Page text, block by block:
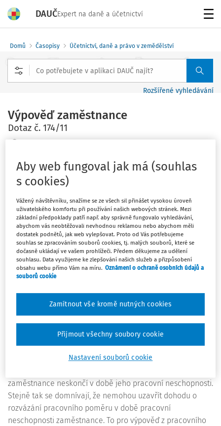
DAUČExpert na daně a účetnictví
Domů Časopisy Účetnictví, daně a právo v zemědělství
Rozšířené vyhledávání
Výpověď zaměstnance
Dotaz č. 174/11
Vydáno
7. 3. 2011
Zdroj:Účetnictví, daně a právo v zemědělství
2 minuty čtení
Související dokumenty (1)
Je možné přijmout výpověď zaměstnance v době jeho
pracovní neschopnosti? Pokud zaměstnanec předá
zaměstnavateli výpověď 31. 1. 2011, začíná běžet
dvouměsíční výpovědní doba od 1. 2. 2011 a pracovní
poměr končí 31. 3. 2011? Nebo je třeba čekat než
zaměstnanec ukončí pracovní neschopnost, tj. např. k 15. 2.
odpověď:
Zaměstnanci a zaměstnavatelé se někdy domnívají, že
zaměstnanec nemůže dát výpověď z pracovního poměru v
době pracovní neschopnosti nebo že pracovní poměr na
zaměstnance neskončí v době jeho pracovní neschopnosti.
Stejně tak se domnívají, že nemohou uzavřít dohodu o
rozvázání pracovního poměru v době pracovní
neschopnosti zaměstnance. To pro výpověď z pracovního
Aby web fungoval jak má (souhlas
s cookies)
Vážený návštěvníku, snažíme se ze všech sil přinášet vysokou úroveň
uživatelského komfortu při používání našich webových stránek. Mezi
základní předpoklady patří např. aby správně fungovalo vyhledávání,
abychom vás neobtěžovali nevhodnou reklamou nebo abychom měli
dostatek podnětů, jak web vylepšovat. Proto od Vás potřebujeme
souhlas se zpracováním souborů cookies, tj. malých souborů, které se
dočasně ukládají ve vašem prohlížeči. Předem děkujeme za udělení
souhlasu. Data využijeme ke zlepšování našich služeb a přizpůsobení
obsahu webu přímo Vám na míru. Oznámení o ochraně osobních údajů a
souborů cookie
Nastavení souborů cookie
Zamítnout vše kromě nutných cookies
Přijmout všechny soubory cookie